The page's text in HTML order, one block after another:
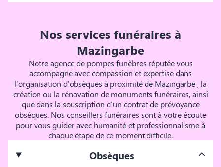
Nos services funéraires à
Mazingarbe
Notre agence de pompes funèbres réputée vous
accompagne avec compassion et expertise dans
l'organisation d'obsèques à proximité de Mazingarbe , la
création ou la rénovation de monuments funéraires, ainsi
que dans la souscription d'un contrat de prévoyance
obsèques. Nos conseillers funéraires sont à votre écoute
pour vous guider avec humanité et professionnalisme à
chaque étape de ce moment difficile.
Obsèques